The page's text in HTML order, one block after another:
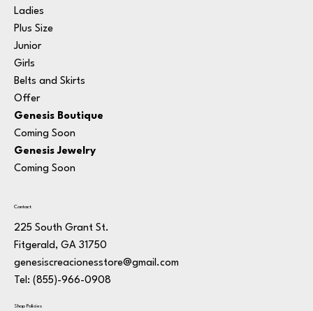
Ladies
Plus Size
Junior
Girls
Belts and Skirts
Offer
Genesis Boutique
Coming Soon
Genesis Jewelry
Coming Soon
Contact
225 South Grant St.
Fitgerald, GA 31750
genesiscreacionesstore@gmail.com
Tel: (855)-966-0908
Shop Policies